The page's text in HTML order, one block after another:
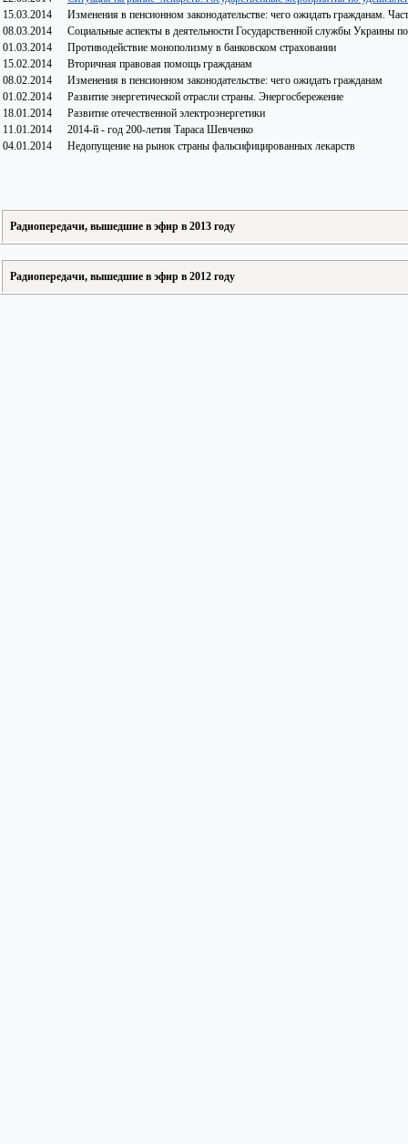
15.03.2014
Изменения в пенсионном законодательстве: чего ожидать гражданам.
08.03.2014
Социальные аспекты в деятельности Государственной службы Украины
01.03.2014
Противодействие монополизму в банковском страховании
15.02.2014
Вторичная правовая помощь гражданам
08.02.2014
Изменения в пенсионном законодательстве: чего ожидать гражданам
01.02.2014
Развитие энергетической отрасли страны. Энергосбережение
18.01.2014
Развитие отечественной электроэнергетики
11.01.2014
2014-й - год 200-летия Тараса Шевченко
04.01.2014
Недопущение на рынок страны фальсифицированных лекарств
Радиопередачи, вышедшие в эфир в 2013 году
Радиопередачи, вышедшие в эфир в 2012 году